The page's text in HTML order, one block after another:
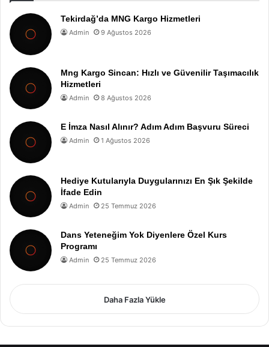
Tekirdağ’da MNG Kargo Hizmetleri
Admin 9 Ağustos 2026
Mng Kargo Sincan: Hızlı ve Güvenilir Taşımacılık
Hizmetleri
Admin 8 Ağustos 2026
E İmza Nasıl Alınır? Adım Adım Başvuru Süreci
Admin 1 Ağustos 2026
Hediye Kutularıyla Duygularınızı En Şık Şekilde
İfade Edin
Admin 25 Temmuz 2026
Dans Yeteneğim Yok Diyenlere Özel Kurs
Programı
Admin 25 Temmuz 2026
Daha Fazla Yükle